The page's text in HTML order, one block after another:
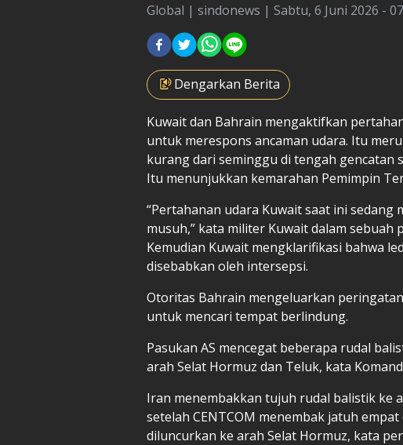
Global | sindonews | Sabtu, 6 Juni 2026 -
Dengarkan Berita
Kuwaitdan Bahrain mengaktifkan
untuk merespons ancaman udara. Itu
kurang dari seminggu di tengah gencatan
Itu menunjukkan kemarahan Pemimpin
“Pertahanan udara Kuwait saat ini
musuh,” kata militer Kuwait dalam sebuah
Kemudian Kuwait mengklarifikasi bahwa
disebabkan oleh intersepsi.
Otoritas Bahrain mengeluarkan
untuk mencari tempat berlindung.
Pasukan AS mencegat beberapa rudal
arah Selat Hormuz dan Teluk, kata
Iran menembakkan tujuh rudal balistik ke
setelah CENTCOM menembak jatuh
diluncurkan ke arah Selat Hormuz, kata